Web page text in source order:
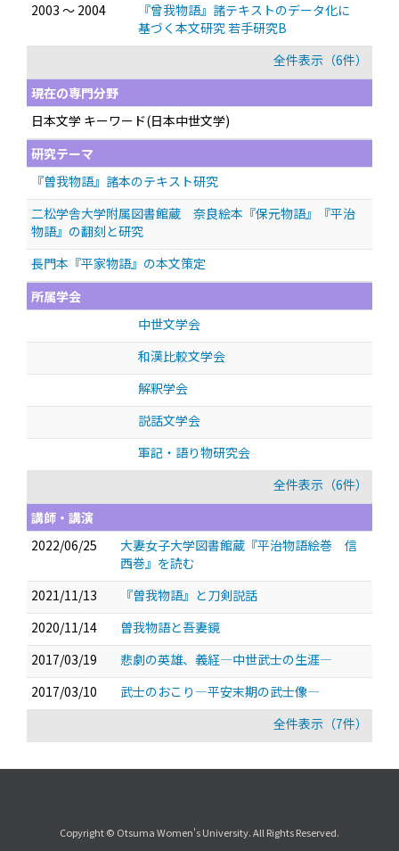
2003 ～ 2004
『曾我物語』諸テキストのデータ化に
基づく本文研究 若手研究B
全件表示（6件）
現在の専門分野
日本文学 キーワード(日本中世文学)
研究テーマ
『曽我物語』諸本のテキスト研究
二松学舎大学附属図書館蔵 奈良絵本『保元物語』『平治
物語』の翻刻と研究
長門本『平家物語』の本文策定
所属学会
中世文学会
和漢比較文学会
解釈学会
説話文学会
軍記・語り物研究会
全件表示（6件）
講師・講演
2022/06/25
大妻女子大学図書館蔵『平治物語絵巻 信
西巻』を読む
2021/11/13
『曽我物語』と刀剣説話
2020/11/14
曽我物語と吾妻鏡
2017/03/19
悲劇の英雄、義経―中世武士の生涯―
2017/03/10
武士のおこり―平安末期の武士像―
全件表示（7件）
Copyright © Otsuma Women's University. All Rights Reserved.